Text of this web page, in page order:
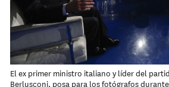
El ex primer ministro italiano y líder del
Berlusconi, posa para los fotógrafos